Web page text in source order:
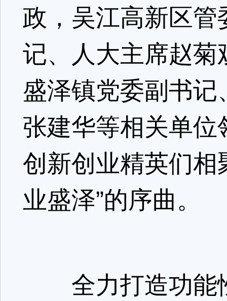
政，吴江高新区
记、人大主席赵
盛泽镇党委副书
张建华等相关单
创新创业精英们相
业盛泽”的序曲。
全力打造功能